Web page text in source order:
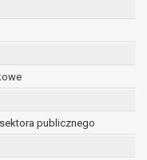
publicznego
są nadrzędne wobec
następujące przesłanki:
dotyczą lub na podstawie
się w sposób
przetwarzania danych na
osobowych, którego